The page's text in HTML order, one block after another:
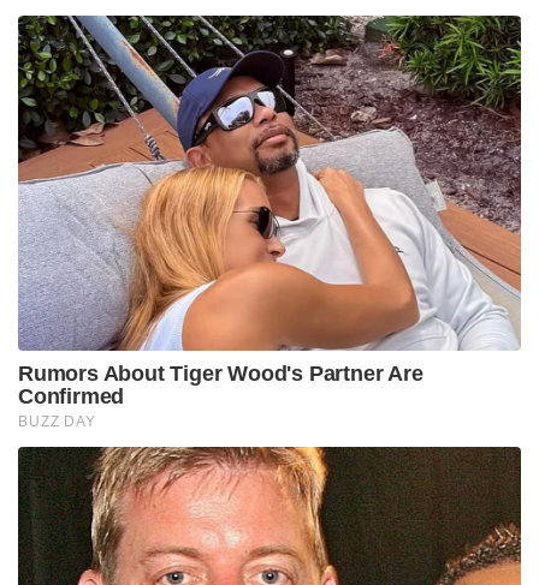
Rumors About Tiger Wood's Partner Are
Confirmed
BUZZ DAY